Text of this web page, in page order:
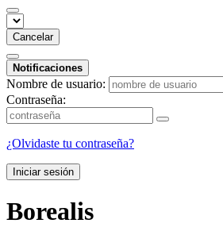
Cancelar
Notificaciones
Nombre de usuario:
Contraseña:
¿Olvidaste tu contraseña?
Iniciar sesión
Borealis